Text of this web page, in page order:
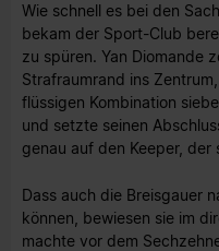
Wie schnell es bei den
bekam der Sport-Club
zu spüren. Yan Diomande
Strafraumrand ins
flüssigen Kombination
und setzte seinen
genau auf den Keeper, der
Dass auch die Breisgauer
können, bewiesen sie im
machte vor dem